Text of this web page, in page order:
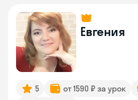
Евгения
5 от 1590 ₽ за урок